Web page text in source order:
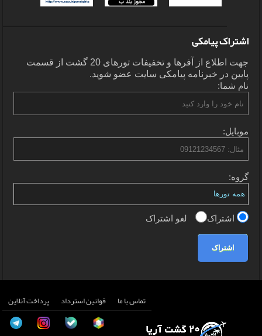
اشتراک پیامکی
جهت اطلاع از آفرها و تخفیفات تورهای 20 گشت از قسمت
پایین در خبرنامه پیامکی سایت عضو شوید.
نام شما:
موبایل:
گروه:
اشتراک لغو اشتراک
اشتراک
تماس با ما قوانین استرداد پرداخت آنلاین